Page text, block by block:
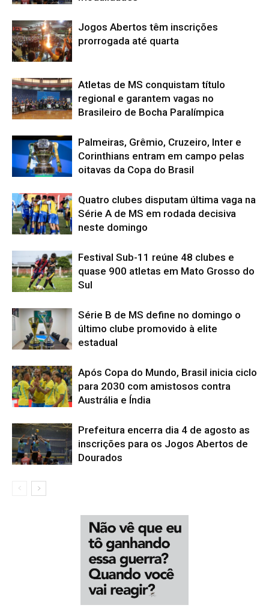
Jogos Abertos têm inscrições
prorrogada até quarta
Atletas de MS conquistam título
regional e garantem vagas no
Brasileiro de Bocha Paralímpica
Palmeiras, Grêmio, Cruzeiro, Inter e
Corinthians entram em campo pelas
oitavas da Copa do Brasil
Quatro clubes disputam última vaga na
Série A de MS em rodada decisiva
neste domingo
Festival Sub-11 reúne 48 clubes e
quase 900 atletas em Mato Grosso do
Sul
Série B de MS define no domingo o
último clube promovido à elite
estadual
Após Copa do Mundo, Brasil inicia ciclo
para 2030 com amistosos contra
Austrália e Índia
Prefeitura encerra dia 4 de agosto as
inscrições para os Jogos Abertos de
Dourados